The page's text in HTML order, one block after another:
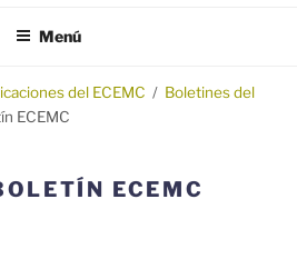
en
Menú
del ECEMC / Boletines del
ECEMC
ECEMC